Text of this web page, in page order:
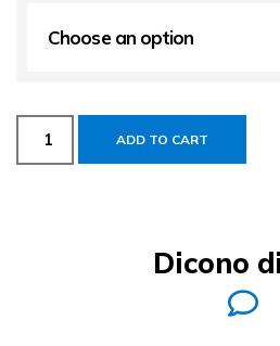
ADD TO CART
Dicono